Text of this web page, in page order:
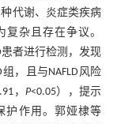
代谢、炎症类疾病
杂且存在争议。
患者进行检测，发现
组，且与NAFLD风险
，P<0.05），提示
护作用。郭娅棣等